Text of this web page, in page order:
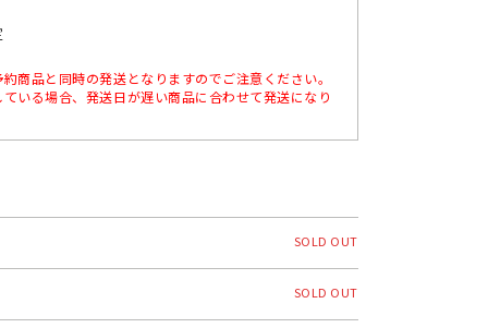
商品と同時の発送となりますのでご注意ください。
いる場合、発送日が遅い商品に合わせて発送になり
SOLD OUT
SOLD OUT